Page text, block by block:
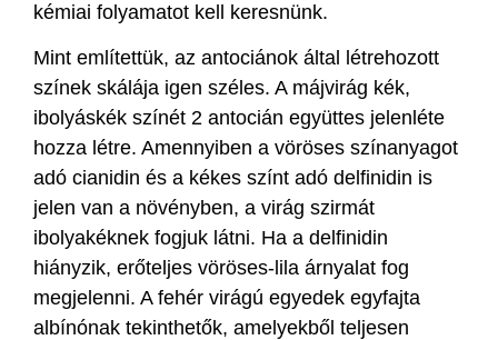
kémiai folyamatot kell keresnünk.
Mint említettük, az antociánok által létrehozott
színek skálája igen széles. A májvirág kék,
ibolyáskék színét 2 antocián együttes jelenléte
hozza létre. Amennyiben a vöröses színanyagot
adó cianidin és a kékes színt adó delfinidin is
jelen van a növényben, a virág szirmát
ibolyakéknek fogjuk látni. Ha a delfinidin
hiányzik, erőteljes vöröses-lila árnyalat fog
megjelenni. A fehér virágú egyedek egyfajta
albínónak tekinthetők, amelyekből teljesen